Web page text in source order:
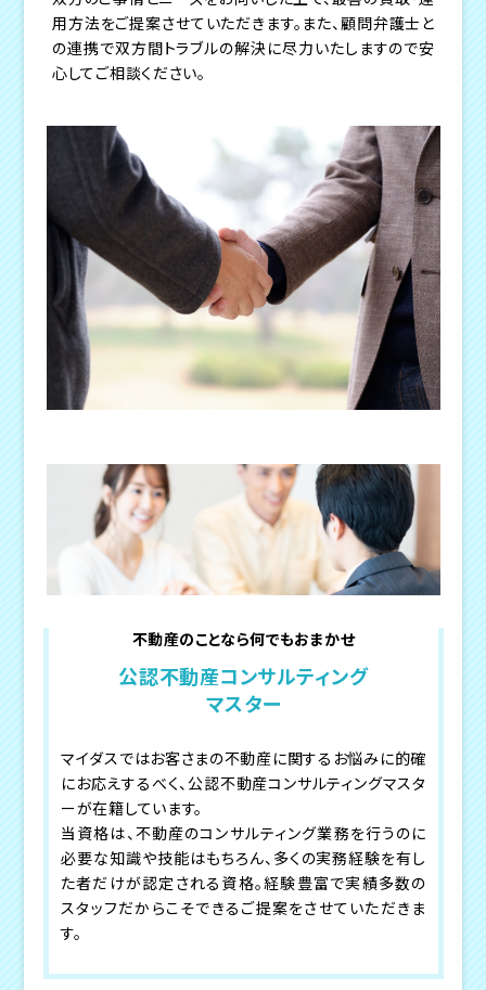
用方法をご提案させていただきます。また、顧問弁護士と
の連携で双方間トラブルの解決に尽力いたしますので安
心してご相談ください。
不動産のことなら何でもおまかせ
公認不動産コンサルティング
マスター
マイダスではお客さまの不動産に関するお悩みに的確
にお応えするべく、公認不動産コンサルティングマスタ
ーが在籍しています。
当資格は、不動産のコンサルティング業務を行うのに
必要な知識や技能はもちろん、多くの実務経験を有し
た者だけが認定される資格。経験豊富で実績多数の
スタッフだからこそできるご提案をさせていただきま
す。